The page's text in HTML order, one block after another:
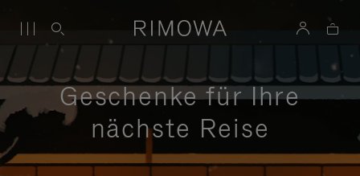
Geschenke für Ihre
nächste Reise